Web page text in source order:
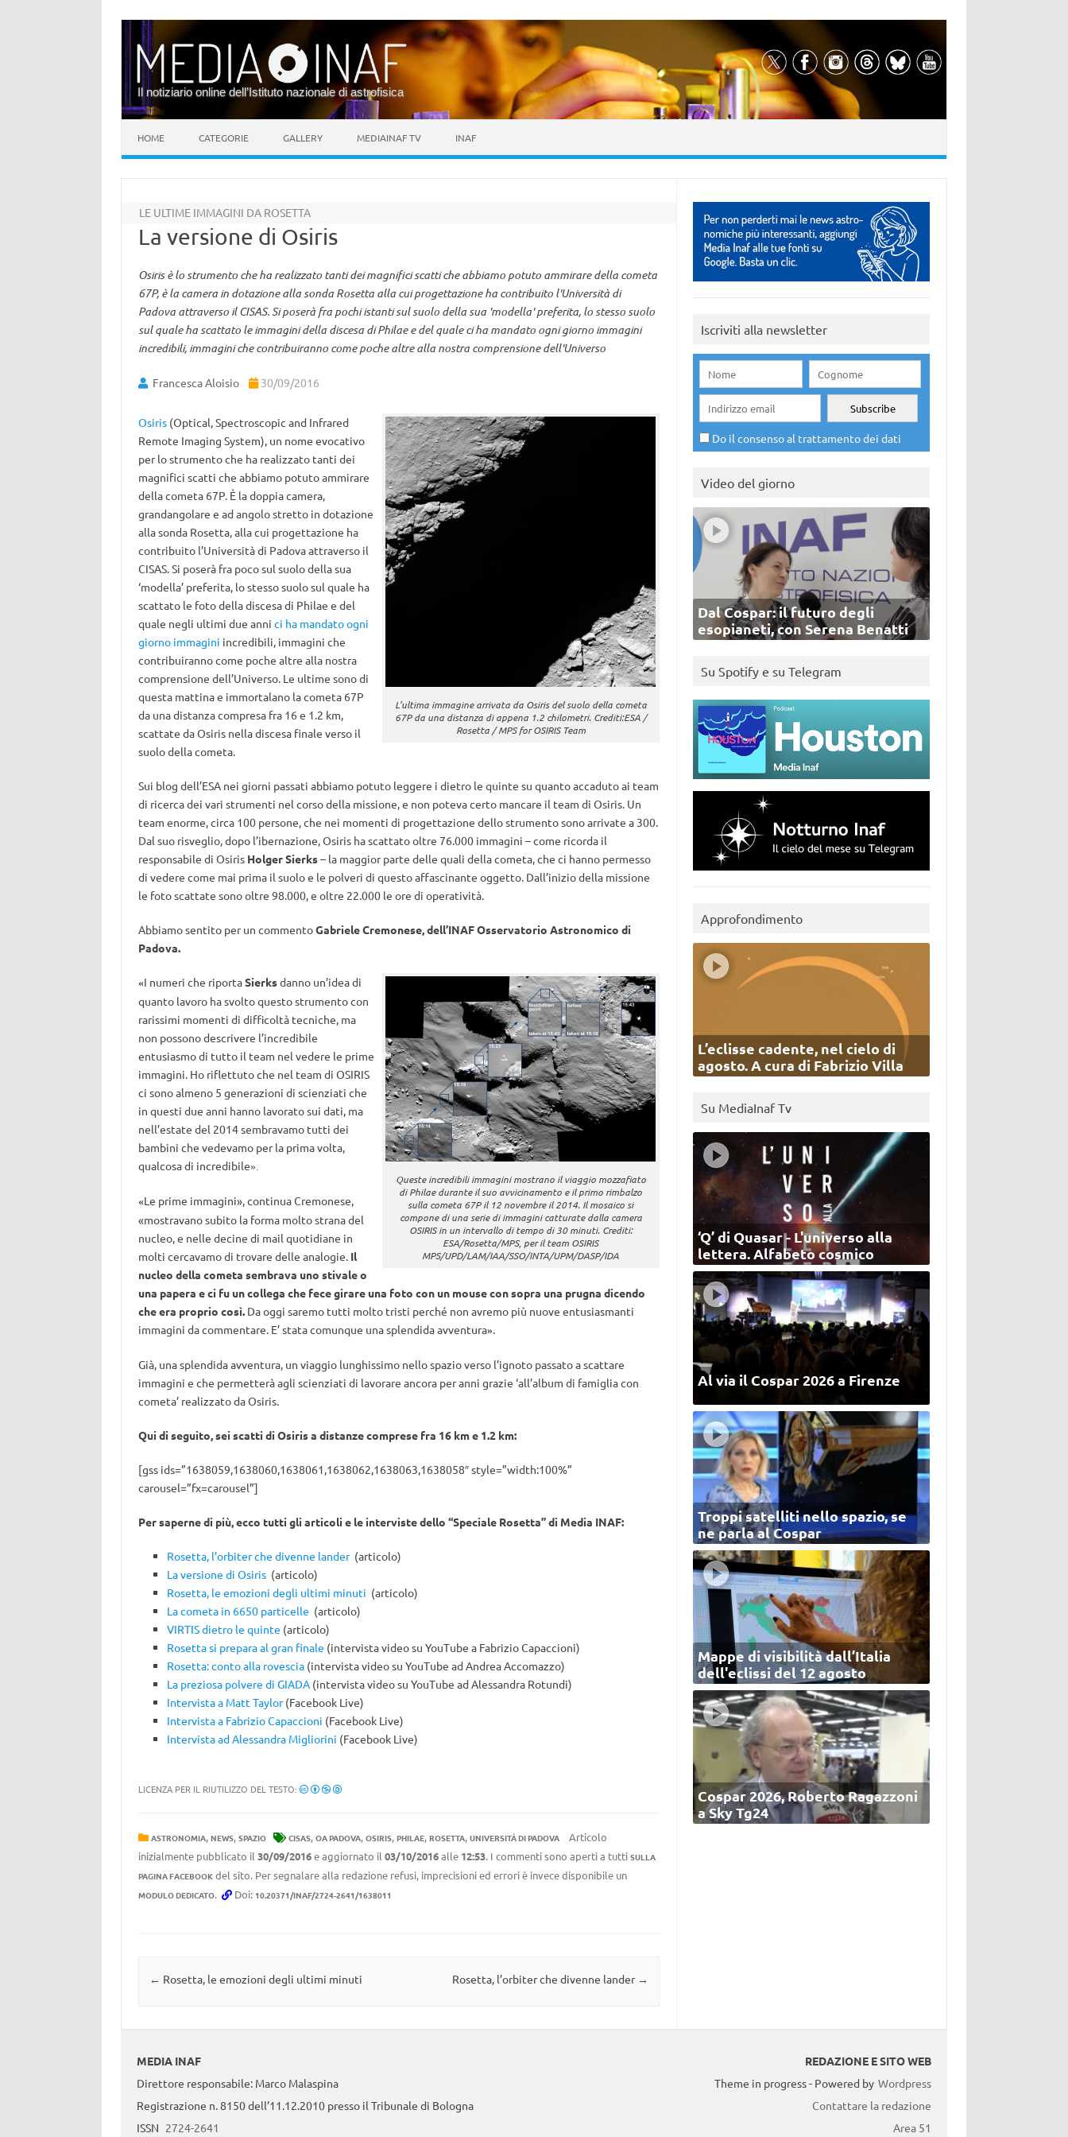
Il notiziario online dell’Istituto nazionale di astrofisica
HOME CATEGORIE GALLERY MEDIAINAF TV INAF
LE ULTIME IMMAGINI DA ROSETTA
La versione di Osiris
Osiris è lo strumento che ha realizzato tanti dei magnifici scatti che abbiamo potuto ammirare della cometa
67P, è la camera in dotazione alla sonda Rosetta alla cui progettazione ha contribuito l'Università di
Padova attraverso il CISAS. Si poserà fra pochi istanti sul suolo della sua 'modella' preferita, lo stesso suolo
sul quale ha scattato le immagini della discesa di Philae e del quale ci ha mandato ogni giorno immagini
incredibili, immagini che contribuiranno come poche altre alla nostra comprensione dell'Universo
Francesca Aloisio 30/09/2016
L’ultima immagine arrivata da Osiris del suolo della cometa
67P da una distanza di appena 1.2 chilometri. Crediti:ESA /
Rosetta / MPS for OSIRIS Team
Osiris(Optical, Spectroscopic and Infrared
Remote Imaging System), un nome evocativo
per lo strumento che ha realizzato tanti dei
magnifici scatti che abbiamo potuto ammirare
della cometa 67P. È la doppia camera,
grandangolare e ad angolo stretto in dotazione
alla sonda Rosetta, alla cui progettazione ha
contribuito l’Università di Padova attraverso il
CISAS. Si poserà fra poco sul suolo della sua
‘modella’ preferita, lo stesso suolo sul quale ha
scattato le foto della discesa di Philae e del
quale negli ultimi due anni ci ha mandato ogni
giorno immagini incredibili, immagini che
contribuiranno come poche altre alla nostra
comprensione dell’Universo. Le ultime sono di
questa mattina e immortalano la cometa 67P
da una distanza compresa fra 16 e 1.2 km,
scattate da Osiris nella discesa finale verso il
suolo della cometa.
Sui blog dell’ESA nei giorni passati abbiamo potuto leggere i dietro le quinte su quanto accaduto ai team
di ricerca dei vari strumenti nel corso della missione, e non poteva certo mancare il team di Osiris. Un
team enorme, circa 100 persone, che nei momenti di progettazione dello strumento sono arrivate a 300.
Dal suo risveglio, dopo l’ibernazione, Osiris ha scattato oltre 76.000 immagini – come ricorda il
responsabile di Osiris Holger Sierks– la maggior parte delle quali della cometa, che ci hanno permesso
di vedere come mai prima il suolo e le polveri di questo affascinante oggetto. Dall’inizio della missione
le foto scattate sono oltre 98.000, e oltre 22.000 le ore di operatività.
Abbiamo sentito per un commentoGabriele Cremonese, dell’INAF Osservatorio Astronomico di
Padova.
Queste incredibili immagini mostrano il viaggio mozzafiato
di Philae durante il suo avvicinamento e il primo rimbalzo
sulla cometa 67P il 12 novembre il 2014. Il mosaico si
compone di una serie di immagini catturate dalla camera
OSIRIS in un intervallo di tempo di 30 minuti. Crediti:
ESA/Rosetta/MPS, per il team OSIRIS
MPS/UPD/LAM/IAA/SSO/INTA/UPM/DASP/IDA
«I numeri che riportaSierksdanno un’idea di
quanto lavoro ha svolto questo strumento con
rarissimi momenti di difficoltà tecniche, ma
non possono descrivere l’incredibile
entusiasmo di tutto il team nel vedere le prime
immagini. Ho riflettuto che nel team di OSIRIS
ci sono almeno 5 generazioni di scienziati che
in questi due anni hanno lavorato sui dati, ma
nell’estate del 2014 sembravamo tutti dei
bambini che vedevamo per la prima volta,
qualcosa di incredibile».
«Le prime immagini», continua Cremonese,
«mostravano subito la forma molto strana del
nucleo, e nelle decine di mail quotidiane in
molti cercavamo di trovare delle analogie. Il
nucleo della cometa sembrava uno stivale o
una papera e ci fu un collega che fece girare una foto con un mouse con sopra una prugna dicendo
che era proprio così.Da oggi saremo tutti molto tristi perché non avremo più nuove entusiasmanti
immagini da commentare. E’ stata comunque una splendida avventura».
Già, una splendida avventura, un viaggio lunghissimo nello spazio verso l’ignoto passato a scattare
immagini e che permetterà agli scienziati di lavorare ancora per anni grazie ‘all’album di famiglia con
cometa’ realizzato da Osiris.
Qui di seguito, sei scatti di Osiris a distanze comprese fra 16 km e 1.2 km:
[gss ids=”1638059,1638060,1638061,1638062,1638063,1638058″ style=”width:100%”
carousel=”fx=carousel”]
Per saperne di più, ecco tutti gli articoli e le interviste dello “Speciale Rosetta” di Media INAF:
Rosetta, l’orbiter che divenne lander(articolo)
La versione di Osiris(articolo)
Rosetta, le emozioni degli ultimi minuti (articolo)
La cometa in 6650 particelle (articolo)
VIRTIS dietro le quinte (articolo)
Rosetta si prepara al gran finale (intervista video su YouTube a Fabrizio Capaccioni)
Rosetta: conto alla rovescia(intervista video su YouTube ad Andrea Accomazzo)
La preziosa polvere di GIADA(intervista video su YouTube ad Alessandra Rotundi)
Intervista a Matt Taylor(Facebook Live)
Intervista a Fabrizio Capaccioni (Facebook Live)
Intervista ad Alessandra Migliorini (Facebook Live)
LICENZA PER IL RIUTILIZZO DEL TESTO:
ASTRONOMIA, NEWS, SPAZIO CISAS, OA PADOVA, OSIRIS, PHILAE, ROSETTA, UNIVERSITÀ DI PADOVA
Articolo
inizialmente pubblicato il 30/09/2016e aggiornato il 03/10/2016alle 12:53. I commenti sono aperti a tutti SULLA
PAGINA FACEBOOKdel sito. Per segnalare alla redazione refusi, imprecisioni ed errori è invece disponibile un
MODULO DEDICATO. Doi: 10.20371/INAF/2724-2641/1638011
Navigazione articolo
← Rosetta, le emozioni degli ultimi minuti Rosetta, l’orbiter che divenne lander →
Iscriviti alla newsletter
Do il consenso al trattamento dei dati
Video del giorno
Dal Cospar: il futuro degli
esopianeti, con Serena Benatti
Su Spotify e su Telegram
Approfondimento
L’eclisse cadente, nel cielo di
agosto. A cura di Fabrizio Villa
Su MediaInaf Tv
‘Q’ di Quasar - L'universo alla
lettera. Alfabeto cosmico
Al via il Cospar 2026 a Firenze
Troppi satelliti nello spazio, se
ne parla al Cospar
Mappe di visibilità dall’Italia
dell'eclissi del 12 agosto
Cospar 2026, Roberto Ragazzoni
a Sky Tg24
MEDIA INAF
Direttore responsabile: Marco Malaspina
Registrazione n. 8150 dell’11.12.2010 presso il Tribunale di Bologna
ISSN 2724-2641
REDAZIONE E SITO WEB
Theme in progress - Powered by Wordpress
Contattare la redazione
Area 51